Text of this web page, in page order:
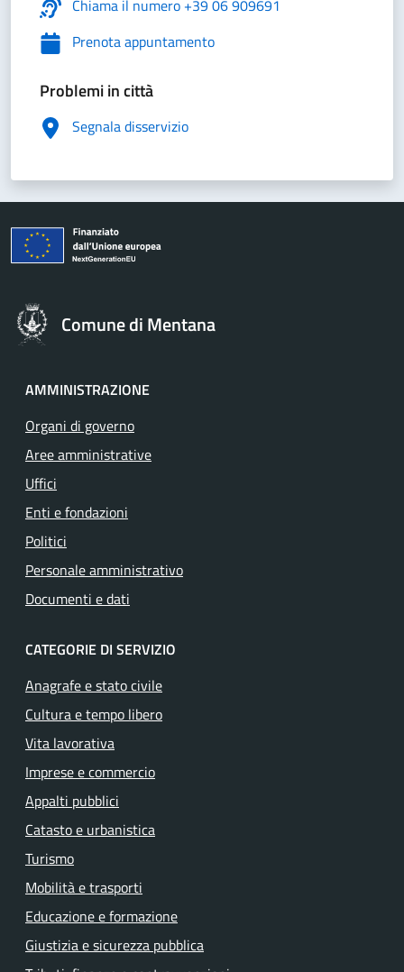
Chiama il numero +39 06 909691
Prenota appuntamento
Problemi in città
Segnala disservizio
Comune di Mentana
AMMINISTRAZIONE
Organi di governo
Aree amministrative
Uffici
Enti e fondazioni
Politici
Personale amministrativo
Documenti e dati
CATEGORIE DI SERVIZIO
Anagrafe e stato civile
Cultura e tempo libero
Vita lavorativa
Imprese e commercio
Appalti pubblici
Catasto e urbanistica
Turismo
Mobilità e trasporti
Educazione e formazione
Giustizia e sicurezza pubblica